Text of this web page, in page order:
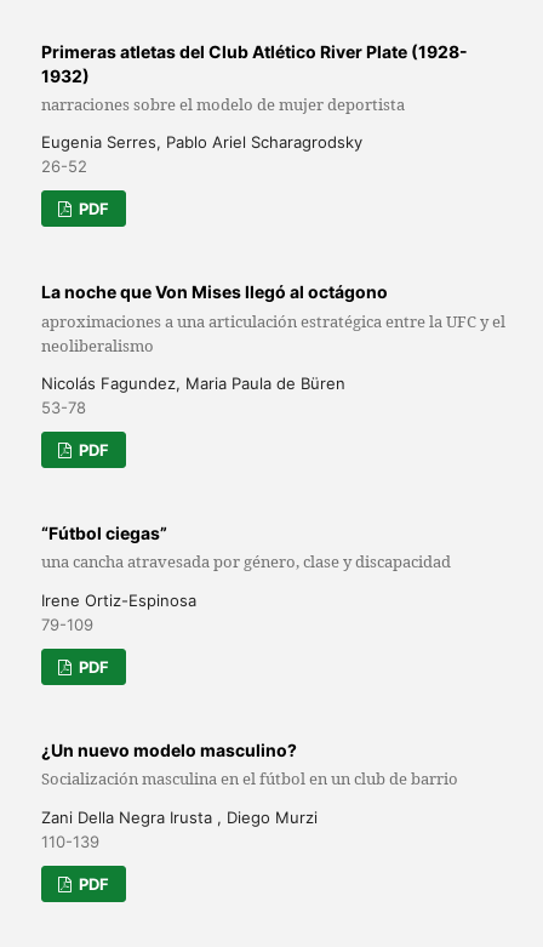
Primeras atletas del Club Atlético River Plate (1928-
1932)
narraciones sobre el modelo de mujer deportista
Eugenia Serres, Pablo Ariel Scharagrodsky
26-52
PDF
La noche que Von Mises llegó al octágono
aproximaciones a una articulación estratégica entre la UFC y el
neoliberalismo
Nicolás Fagundez, Maria Paula de Büren
53-78
PDF
“Fútbol ciegas”
una cancha atravesada por género, clase y discapacidad
Irene Ortiz-Espinosa
79-109
PDF
¿Un nuevo modelo masculino?
Socialización masculina en el fútbol en un club de barrio
Zani Della Negra Irusta , Diego Murzi
110-139
PDF